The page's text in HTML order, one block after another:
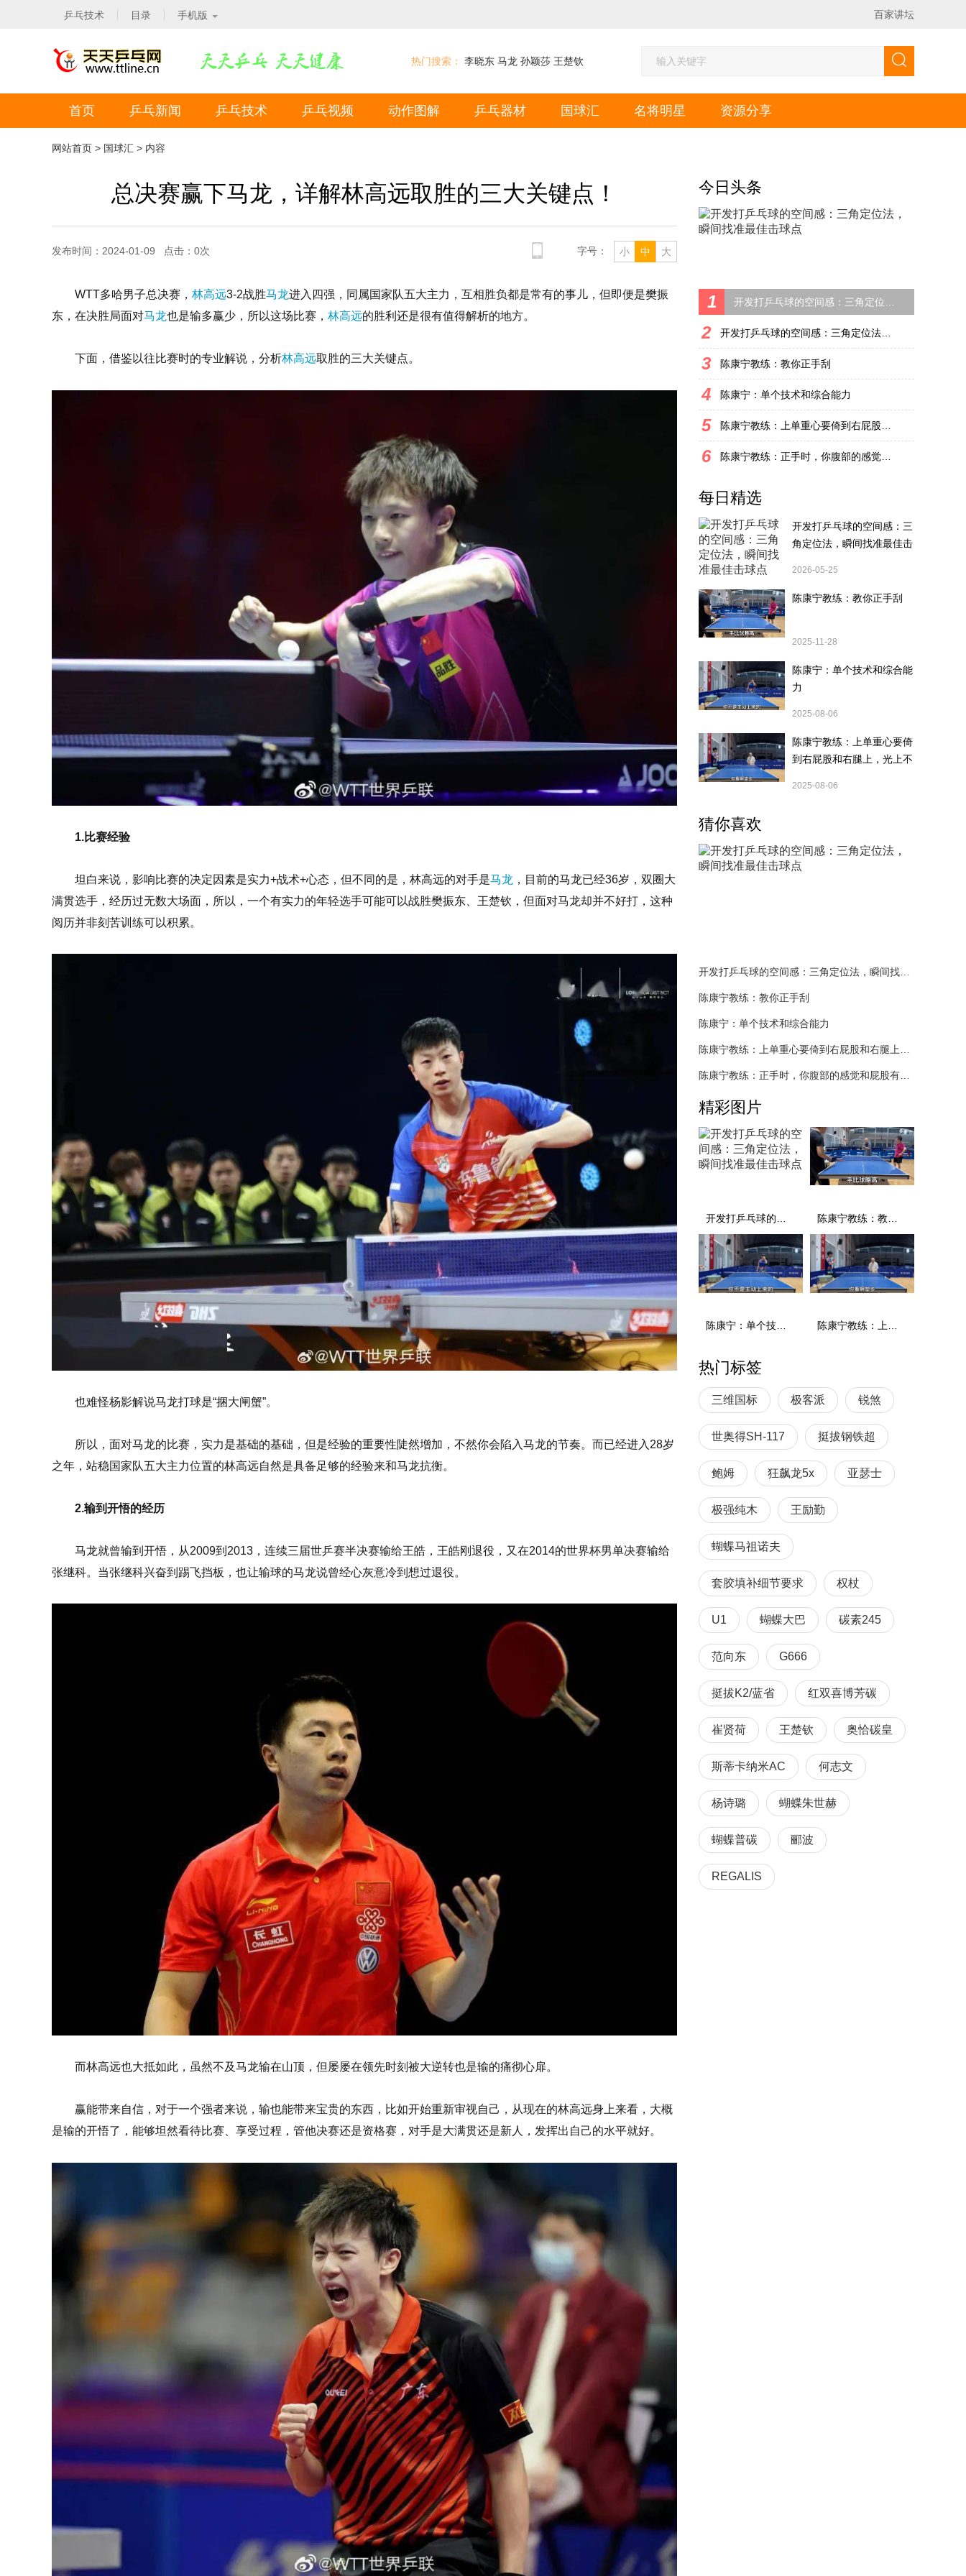
乒乓技术 目录 手机版 百家讲坛
热门搜索： 李晓东 马龙 孙颖莎 王楚钦
首页 乒乓新闻 乒乓技术 乒乓视频 动作图解 乒乓器材 国球汇 名将明星 资源分享
网站首页 > 国球汇 > 内容
总决赛赢下马龙，详解林高远取胜的三大关键点！
发布时间：2024-01-09 点击： 0次 小 中 大
字号：
WTT多哈男子总决赛， 林高远3-2战胜马龙进入四强，同属国家队五大主力，互相胜负都是常有的事儿，但即便是樊振
东，在决胜局面对马龙也是输多赢少，所以这场比赛， 林高远的胜利还是很有值得解析的地方。
下面，借鉴以往比赛时的专业解说，分析林高远取胜的三大关键点。
1.比赛经验
坦白来说，影响比赛的决定因素是实力+战术+心态，但不同的是，林高远的对手是马龙 ，目前的马龙已经36岁，双圈大
满贯选手，经历过无数大场面，所以，一个有实力的年轻选手可能可以战胜樊振东、王楚钦，但面对马龙却并不好打，这种
阅历并非刻苦训练可以积累。
也难怪杨影解说马龙打球是“捆大闸蟹”。
所以，面对马龙的比赛，实力是基础的基础，但是经验的重要性陡然增加，不然你会陷入马龙的节奏。而已经进入28岁
之年，站稳国家队五大主力位置的林高远自然是具备足够的经验来和马龙抗衡。
2.输到开悟的经历
马龙就曾输到开悟，从2009到2013，连续三届世乒赛半决赛输给王皓，王皓刚退役，又在2014的世界杯男单决赛输给
张继科。当张继科兴奋到踢飞挡板，也让输球的马龙说曾经心灰意冷到想过退役。
而林高远也大抵如此，虽然不及马龙输在山顶，但屡屡在领先时刻被大逆转也是输的痛彻心扉。
赢能带来自信，对于一个强者来说，输也能带来宝贵的东西，比如开始重新审视自己，从现在的林高远身上来看，大概
是输的开悟了，能够坦然看待比赛、享受过程，管他决赛还是资格赛，对手是大满贯还是新人，发挥出自己的水平就好。
今日头条
1
2
3 陈康宁教练：教你正手刮
4 陈康宁：单个技术和综合能力
5
6
每日精选
开发打乒乓球的空间感：三
角定位法，瞬间找准最佳击
2026-05-25
陈康宁教练：教你正手刮
2025-11-28
陈康宁：单个技术和综合能
力
2025-08-06
陈康宁教练：上单重心要倚
到右屁股和右腿上，光上不
2025-08-06
猜你喜欢
陈康宁教练：教你正手刮
陈康宁：单个技术和综合能力
精彩图片
热门标签
三维国标 极客派 锐煞
世奥得SH-117 挺拔钢铁超
鲍姆 狂飙龙5x 亚瑟士
极强纯木 王励勤
蝴蝶马祖诺夫
套胶填补细节要求 权杖
U1 蝴蝶大巴 碳素245
范向东 G666
挺拔K2/蓝省 红双喜博芳碳
崔贤荷 王楚钦 奥恰碳皇
斯蒂卡纳米AC 何志文
杨诗璐 蝴蝶朱世赫
蝴蝶普碳 郦波
REGALIS